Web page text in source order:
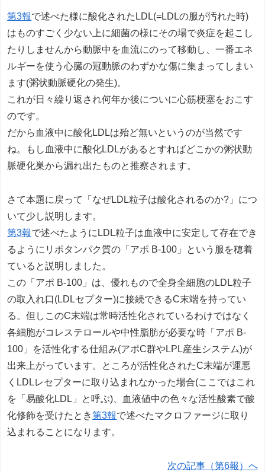
第3報で述べた様に酸化されたLDL(=LDLの服が汚れた時)
はものすごく少ない上に細菌の様にその場で炎症を起こし
たりしませんから動脈中を血流にのって移動し、一番エネ
ルギーを使う心臓の冠動脈のわずかな傷に集まってしまい
ます(粥状動脈硬化の発生)。
これが日々繰り返され何年か後についに心筋梗塞をおこす
のです。
だから血液中に酸化LDLは殆ど無いというのが当然です
ね。もし血液中に酸化LDLがあるとすればどこかの粥状動
脈硬化巣から漏れ出たものと推察されます。
さて本題に戻って「なぜLDL粒子は酸化されるのか?」につ
いて少し説明します。
第3報で述べたようにLDL粒子は血液中に安定して存在でき
るようにリポタンパク質の「アポ B-100」という服を穂着
ていると説明しました。
この「アポ B-100」は、優れもので全身全細胞のLDL粒子
の取入れ口(LDLセプター)に接続できるC末端を持ってい
る。但しこのC末端は常時活性化されているわけではなく
各細胞がコレステロールや中性脂肪が必要な時「アポ B-
100」を活性化する仕組み(アポC群やLPL産生システム)が
出来上がっています。ところが活性化されたC末端が運悪
くLDLレセプターに取り込まれなかった場合(ここではこれ
を「易酸化LDL」と呼ぶ)、血液値中の色々な活性酸素で酸
化修飾を受けたとき第3報で述べたマクロファージに取り
込まれることになります。
次の記事（第6報）へ